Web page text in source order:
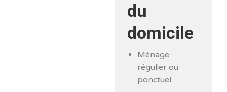
du
domicile
Ménage
régulier ou
ponctuel